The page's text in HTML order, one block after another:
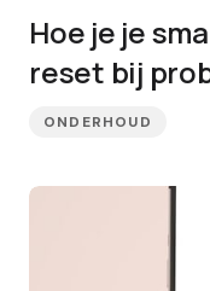
Hoe je je
reset bij
ONDERHOUD